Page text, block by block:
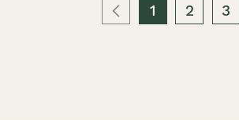
1 2 3